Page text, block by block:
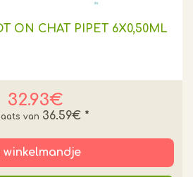
ON CHAT PIPET 6X0,50ML
32.93€
36.59€ *
winkelmandje